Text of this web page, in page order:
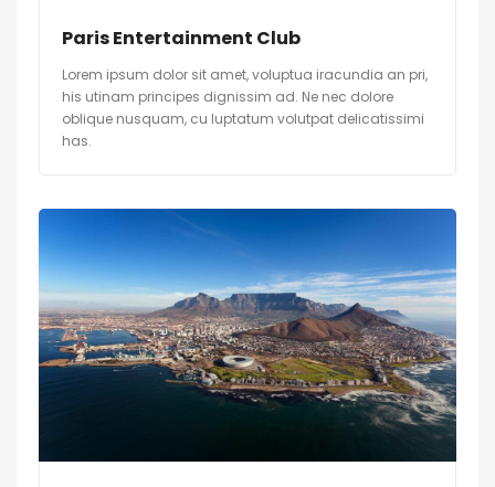
Paris Entertainment Club
Lorem ipsum dolor sit amet, voluptua iracundia an pri,
his utinam principes dignissim ad. Ne nec dolore
oblique nusquam, cu luptatum volutpat delicatissimi
has.